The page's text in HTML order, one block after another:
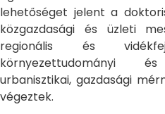
lehetőséget jelent a
közgazdasági és üzleti
regionális és
környezettudományi és
urbanisztikai, gazdasági
végeztek.